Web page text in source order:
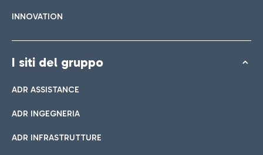
INNOVATION
I siti del gruppo
ADR ASSISTANCE
ADR INGEGNERIA
ADR INFRASTRUTTURE